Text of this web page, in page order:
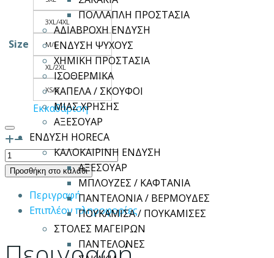
ΠΟΛΛΑΠΛΗ ΠΡΟΣΤΑΣΙΑ
ΑΔΙΑΒΡΟΧΗ ΕΝΔΥΣΗ
ΕΝΔΥΣΗ ΨΥΧΟΥΣ
ΧΗΜΙΚΗ ΠΡΟΣΤΑΣΙΑ
ΙΣΟΘΕΡΜΙΚΑ
ΚΑΠΕΛΑ / ΣΚΟΥΦΟΙ
ΜΙΑΣ ΧΡΗΣΗΣ
ΑΞΕΣΟΥΑΡ
ΕΝΔΥΣΗ HORECA
ΚΑΛΟΚΑΙΡΙΝΗ ΕΝΔΥΣΗ
ΑΞΕΣΟΥΑΡ
ΜΠΛΟΥΖΕΣ / ΚΑΦΤΑΝΙΑ
ΠΑΝΤΕΛΟΝΙΑ / ΒΕΡΜΟΥΔΕΣ
ΠΟΥΚΑΜΙΣΑ / ΠΟΥΚΑΜΙΣΕΣ
ΣΤΟΛΕΣ ΜΑΓΕΙΡΩΝ
ΠΑΝΤΕΛΟΝΕΣ
Size
3XL/4XL
M/L
XL/2XL
XS/S
Εκκαθάριση
Παντελόνα
γυναικεία
κιλότ
XENIA
ποσότητα
Προσθήκη στο καλάθι
Περιγραφή
Επιπλέον πληροφορίες